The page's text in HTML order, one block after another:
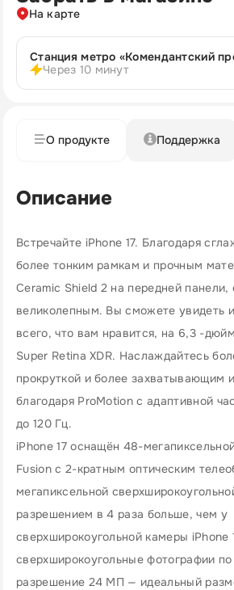
На карте
Станция метро «Комендантский
Через 10 минут
О продукте Поддержка
Описание
Встречайте iPhone 17. Благодаря
более тонким рамкам и прочным
Ceramic Shield 2 на передней панели,
великолепным. Вы сможете увидеть
всего, что вам нравится, на 6,3 -
Super Retina XDR. Наслаждайтесь
прокруткой и более захватывающим
благодаря ProMotion с адаптивной
до 120 Гц.
iPhone 17 оснащён 48-
Fusion с 2-кратным оптическим
мегапиксельной
разрешением в 4 раза больше, чем у
сверхширокоугольной камеры iPhone
сверхширокоугольные фотографии
разрешение 24 МП — идеальный